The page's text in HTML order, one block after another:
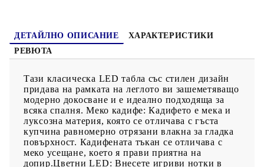
ДЕТАЙЛНО ОПИСАНИЕ
ХАРАКТЕРИСТИКИ
РЕВЮТА
Тази класическа LED табла със стилен дизайн
придава на рамката на леглото ви зашеметяващо
модерно докосване и е идеално подходяща за
всяка спалня. Меко кадифе: Кадифето е мека и
луксозна материя, която се отличава с гъста
купчина равномерно отрязани влакна за гладка
повърхност. Кадифената тъкан се отличава с
меко усещане, което я прави приятна на
допир.Цветни LED: Внесете игриви нотки в